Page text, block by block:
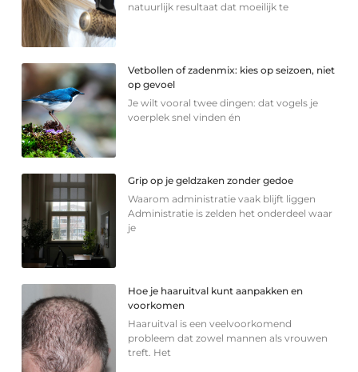
natuurlijk resultaat dat moeilijk te
Vetbollen of zadenmix: kies op seizoen, niet
op gevoel
Je wilt vooral twee dingen: dat vogels je
voerplek snel vinden én
Grip op je geldzaken zonder gedoe
Waarom administratie vaak blijft liggen
Administratie is zelden het onderdeel waar
je
Hoe je haaruitval kunt aanpakken en
voorkomen
Haaruitval is een veelvoorkomend
probleem dat zowel mannen als vrouwen
treft. Het